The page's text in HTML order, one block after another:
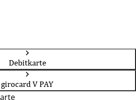
Debitkarte
girocard V PAY